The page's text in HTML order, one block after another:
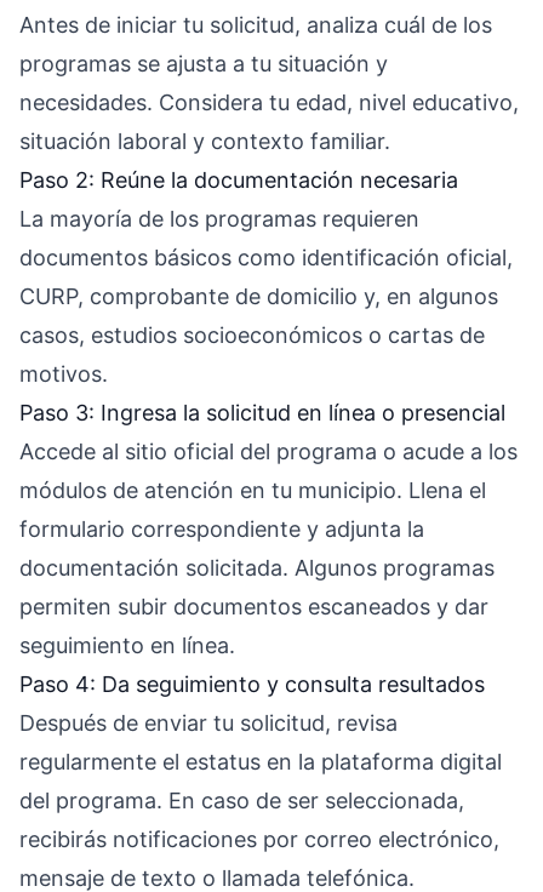
Antes de iniciar tu solicitud, analiza cuál de los
programas se ajusta a tu situación y
necesidades. Considera tu edad, nivel educativo,
situación laboral y contexto familiar.
Paso 2: Reúne la documentación necesaria
La mayoría de los programas requieren
documentos básicos como identificación oficial,
CURP, comprobante de domicilio y, en algunos
casos, estudios socioeconómicos o cartas de
motivos.
Paso 3: Ingresa la solicitud en línea o presencial
Accede al sitio oficial del programa o acude a los
módulos de atención en tu municipio. Llena el
formulario correspondiente y adjunta la
documentación solicitada. Algunos programas
permiten subir documentos escaneados y dar
seguimiento en línea.
Paso 4: Da seguimiento y consulta resultados
Después de enviar tu solicitud, revisa
regularmente el estatus en la plataforma digital
del programa. En caso de ser seleccionada,
recibirás notificaciones por correo electrónico,
mensaje de texto o llamada telefónica.